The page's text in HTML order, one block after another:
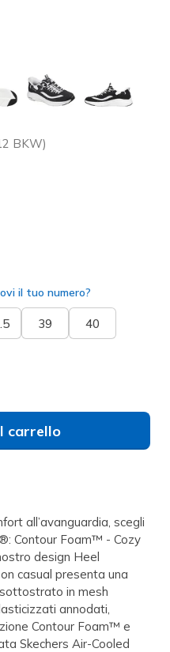
BKW)
il tuo numero?
39 40
carrello
all’avanguardia, scegli
Contour Foam™ - Cozy
design Heel
casual presenta una
in mesh
annodati,
Contour Foam™ e
Skechers Air-Cooled